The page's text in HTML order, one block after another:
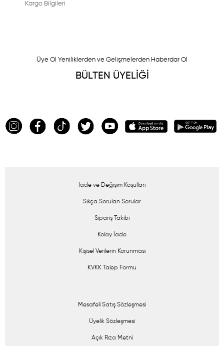
Kargo Bilgileri
Üye Ol Yeniliklerden ve Gelişmelerden Haberdar Ol
BÜLTEN ÜYELİĞİ
İade ve Değişim Koşulları
Sıkça Sorulan Sorular
Sipariş Takibi
Kolay İade
Kişisel Verilerin Korunması
KVKK Talep Formu
Mesafeli Satış Sözleşmesi
Üyelik Sözleşmesi
Açık Rıza Metni